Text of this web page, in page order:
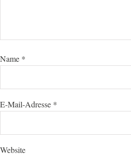
Name *
E-Mail-Adresse *
Website